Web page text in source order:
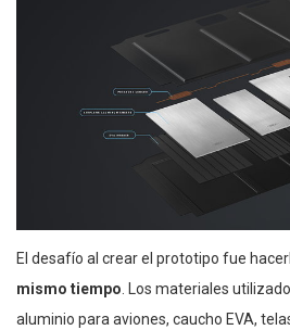
El desafío al crear el prototipo fue
mismo tiempo. Los materiales
aluminio para aviones, caucho EVA,